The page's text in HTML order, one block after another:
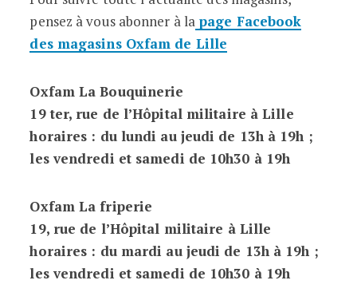
pensez à vous abonner à la page Facebook
des magasins Oxfam de Lille
Oxfam La Bouquinerie
19 ter, rue de l’Hôpital militaire à Lille
horaires : du lundi au jeudi de 13h à 19h ;
les vendredi et samedi de 10h30 à 19h
Oxfam La friperie
19, rue de l’Hôpital militaire à Lille
horaires : du mardi au jeudi de 13h à 19h ;
les vendredi et samedi de 10h30 à 19h